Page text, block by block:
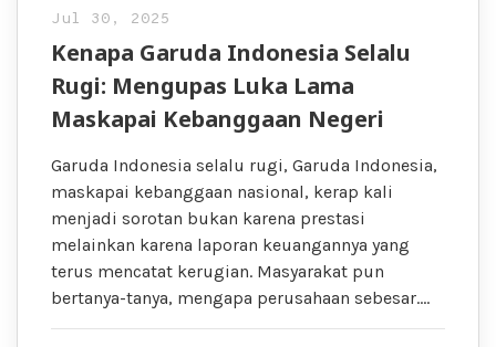
Jul 30, 2025
Kenapa Garuda Indonesia Selalu
Rugi: Mengupas Luka Lama
Maskapai Kebanggaan Negeri
Garuda Indonesia selalu rugi, Garuda Indonesia,
maskapai kebanggaan nasional, kerap kali
menjadi sorotan bukan karena prestasi
melainkan karena laporan keuangannya yang
terus mencatat kerugian. Masyarakat pun
bertanya-tanya, mengapa perusahaan sebesar….